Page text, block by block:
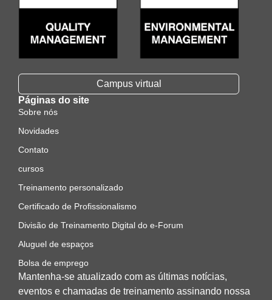
Campus virtual
Páginas do site
Sobre nós
Novidades
Contato
cursos
Treinamento personalizado
Certificado de Profissionalismo
Divisão de Treinamento Digital do e-Forum
Aluguel de espaços
Bolsa de emprego
Mantenha-se atualizado com as últimas notícias,
eventos e chamadas de treinamento assinando nossa